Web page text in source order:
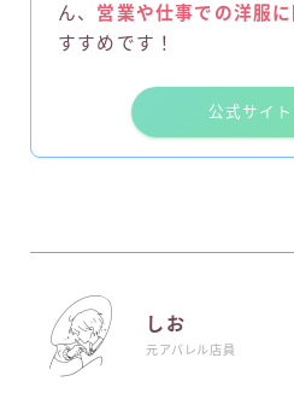
ん、 営業や仕事での洋服
すすめです！
公式サイ
しお
元アパレル店員